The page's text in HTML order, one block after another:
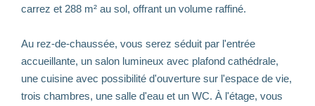
carrez et 288 m² au sol, offrant un volume raffiné.
Au rez-de-chaussée, vous serez séduit par l'entrée
accueillante, un salon lumineux avec plafond cathédrale,
une cuisine avec possibilité d'ouverture sur l'espace de vie,
trois chambres, une salle d'eau et un WC. À l'étage, vous